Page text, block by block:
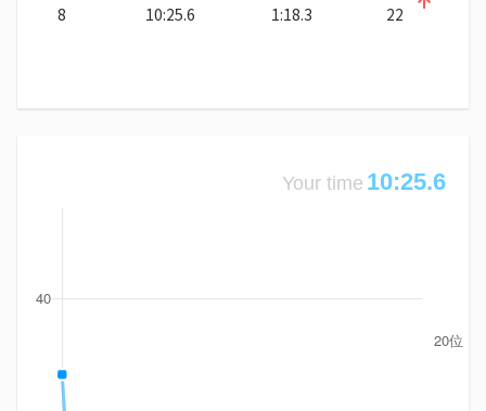
8
10:25.6 1:18.3 22
Your time 10:25.6